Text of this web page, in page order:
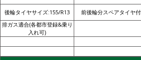
後輪タイヤサイズː155/R13 前後輪分スペアタイヤ付
排ガス適合(各都市登録&乗り
入れ可)